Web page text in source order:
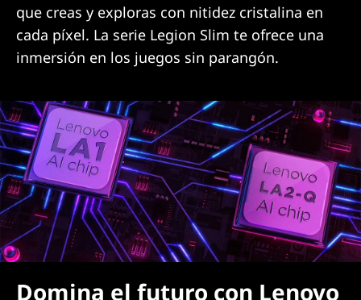
que creas y exploras con nitidez cristalina en
cada píxel. La serie Legion Slim te ofrece una
inmersión en los juegos sin parangón.
Domina el futuro con Lenovo